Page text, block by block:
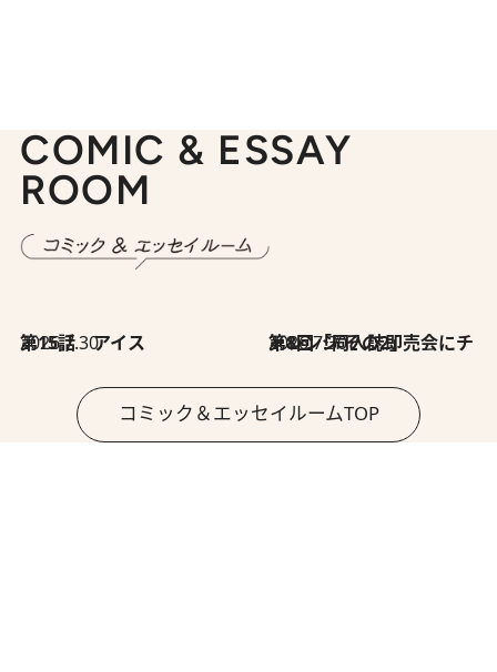
COMIC & ESSAY
ROOM
2026.7.30
第15話 アイス 2026.7.30
第8回「同人誌即売会にチャレンジ その2」
コミック＆エッセイルームTOP